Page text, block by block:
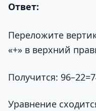
Ответ:
Переложите
«+» в верхний
Получится:
Уравнение